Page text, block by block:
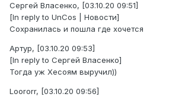
Сергей Власенко, [03.10.20 09:51]
[In reply to UnCos | Новости]
Сохранилась и пошла где хочется
Артур, [03.10.20 09:53]
[In reply to Сергей Власенко]
Тогда уж Хесоям выручил))
Loororr, [03.10.20 09:56]